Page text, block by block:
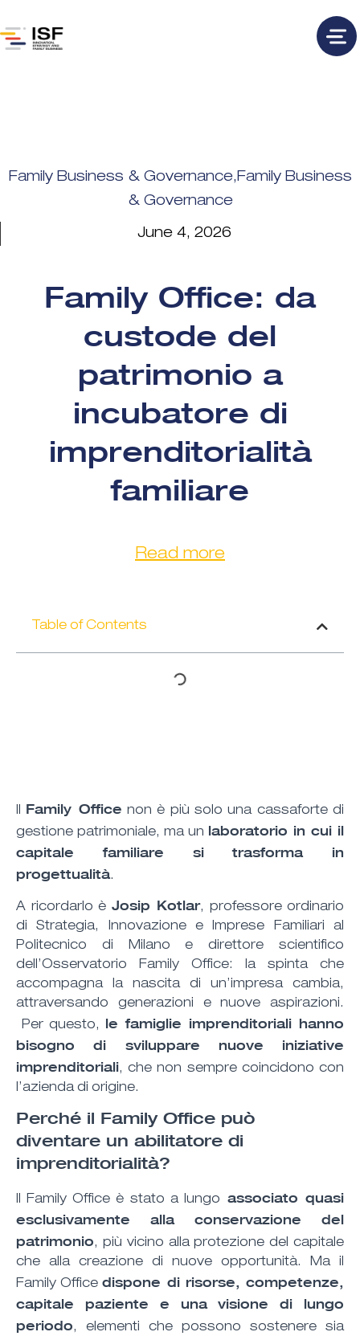
Family Business & Governance,Family Business
& Governance
June 4, 2026
Family Office: da
custode del
patrimonio a
incubatore di
imprenditorialità
familiare
Read more
Table of Contents
Il Family Office non è più solo una cassaforte di
gestione patrimoniale, ma un laboratorio in cui il
capitale familiare si trasforma in
progettualità.
A ricordarlo è Josip Kotlar, professore ordinario
di Strategia, Innovazione e Imprese Familiari al
Politecnico di Milano e direttore scientifico
dell’Osservatorio Family Office: la spinta che
accompagna la nascita di un’impresa cambia,
attraversando generazioni e nuove aspirazioni.
Per questo, le famiglie imprenditoriali hanno
bisogno di sviluppare nuove iniziative
imprenditoriali, che non sempre coincidono con
l’azienda di origine.
Perché il Family Office può
diventare un abilitatore di
imprenditorialità?
Il Family Office è stato a lungo
associato quasi
esclusivamente alla conservazione del
patrimonio, più vicino alla protezione del capitale
che alla creazione di nuove opportunità. Ma il
Family Officedispone di risorse, competenze,
capitale paziente e una visione di lungo
periodo, elementi che possono sostenere sia